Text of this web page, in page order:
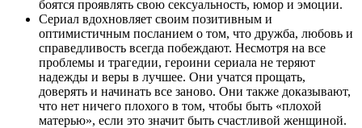
боятся проявлять свою сексуальность, юмор и эмоции.
Сериал вдохновляет своим позитивным и
оптимистичным посланием о том, что дружба, любовь и
справедливость всегда побеждают. Несмотря на все
проблемы и трагедии, героини сериала не теряют
надежды и веры в лучшее. Они учатся прощать,
доверять и начинать все заново. Они также доказывают,
что нет ничего плохого в том, чтобы быть «плохой
матерью», если это значит быть счастливой женщиной.